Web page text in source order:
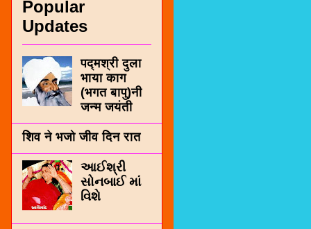
Popular
Updates
पद्मश्री दुला
भाया काग
(भगत बापु)नी
जन्म जयंती
शिव ने भजो जीव दिन रात
આઈશ્રી
સોનબાઈ માં
વિશે